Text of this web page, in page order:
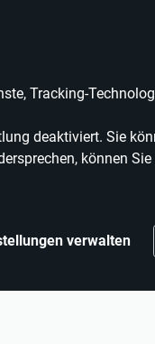
Tracking-
deaktiviert. Sie
können
verwalten